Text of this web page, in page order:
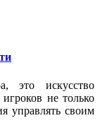
искусство
не только
управлять своим